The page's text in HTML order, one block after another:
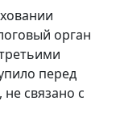
орган
перед
связано с